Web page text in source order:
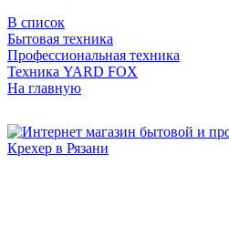
В список
Бытовая техника
Профессиональная техника
Техника YARD FOX
На главную